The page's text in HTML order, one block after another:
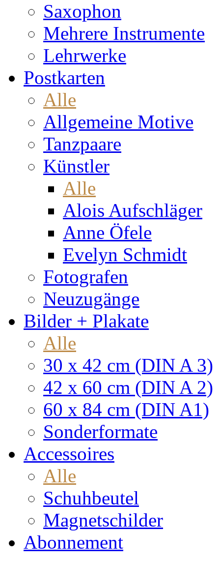
Saxophon
Mehrere Instrumente
Lehrwerke
Postkarten
Alle
Allgemeine Motive
Tanzpaare
Künstler
Alle
Alois Aufschläger
Anne Öfele
Evelyn Schmidt
Fotografen
Neuzugänge
Bilder + Plakate
Alle
30 x 42 cm (DIN A 3)
42 x 60 cm (DIN A 2)
60 x 84 cm (DIN A1)
Sonderformate
Accessoires
Alle
Schuhbeutel
Magnetschilder
Abonnement